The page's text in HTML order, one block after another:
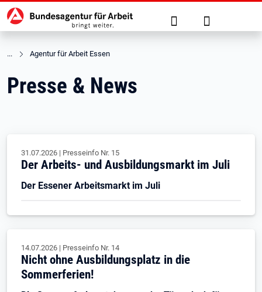
zu den Hauptinhalten springen
Hauptnavigation Suche Anmelden
Agentur für Arbeit Essen
Presse & News
31.07.2026 | Presseinfo Nr. 15
Der Arbeits- und Ausbildungsmarkt im Juli
Der Essener Arbeitsmarkt im Juli
14.07.2026 | Presseinfo Nr. 14
Nicht ohne Ausbildungsplatz in die
Sommerferien!